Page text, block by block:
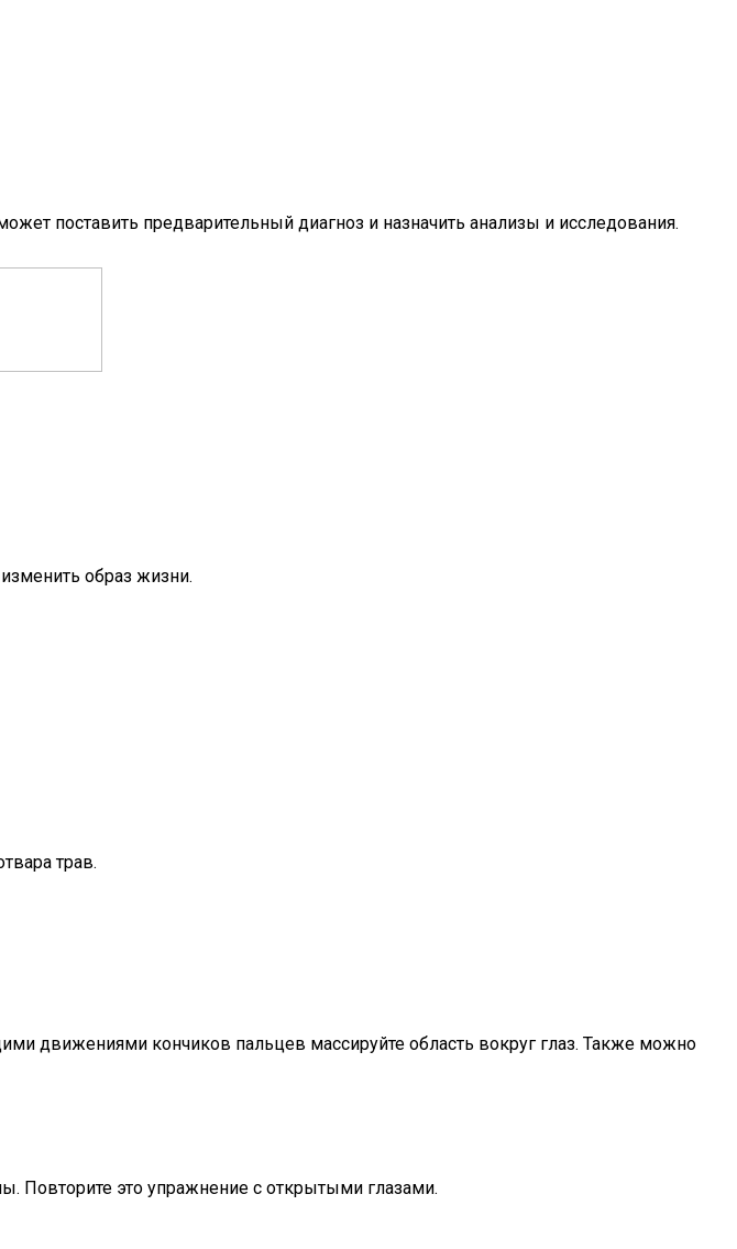
поставить предварительный диагноз и назначить анализы и исследования.
образ жизни.
трав.
движениями кончиков пальцев массируйте область вокруг глаз. Также можно
Повторите это упражнение с открытыми глазами.